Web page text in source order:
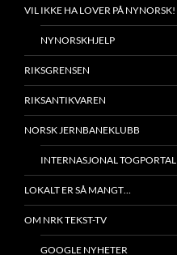
VIL IKKE HA LOVER PÅ NYNORSK!
NYNORSKHJELP
RIKSGRENSEN
RIKSANTIKVAREN
NORSK JERNBANEKLUBB
INTERNASJONAL TOGPORTAL
LOKALT ER SÅ MANGT…
OM NRK TEKST-TV
GOOGLE NYHETER